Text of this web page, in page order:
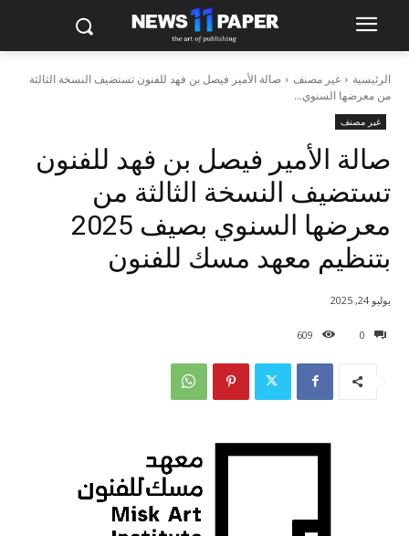
الرئيسية غير مصنف
صالة الأمير فيصل بن فهد للفنون تستضيف النسخة الثالثة
من معرضها السنوي...
غير مصنف
صالة الأمير فيصل بن فهد للفنون
تستضيف النسخة الثالثة من
معرضها السنوي بصيف 2025
بتنظيم معهد مسك للفنون
0
609
يوليو 24, 2025